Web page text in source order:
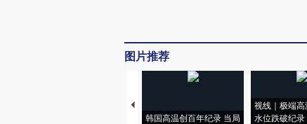
图片推荐
韩国高温创百年纪录 当局
视线｜极端
水位跌破纪